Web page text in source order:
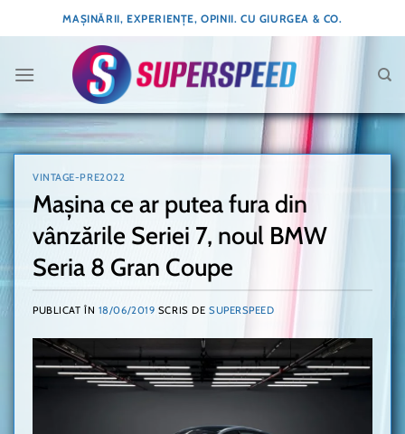
to
MAȘINĂRII, EXPERIENȚE, OPINII. CU GIURGEA & CO.
VINTAGE-PRE2022
Mașina ce ar putea fura din
vânzările Seriei 7, noul BMW
Seria 8 Gran Coupe
PUBLICAT ÎN 18/06/2019 SCRIS DE SUPERSPEED